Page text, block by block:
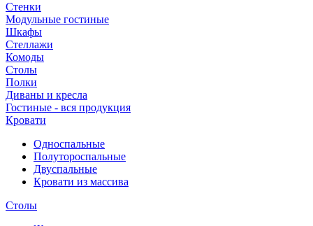
Стенки
Модульные гостиные
Шкафы
Стеллажи
Комоды
Столы
Полки
Диваны и кресла
Гостиные - вся продукция
Кровати
Односпальные
Полутороспальные
Двуспальные
Кровати из массива
Столы